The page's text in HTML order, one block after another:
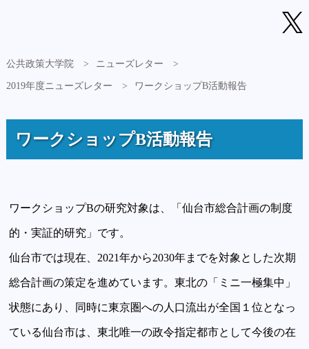
公共政策大学院 ニューズレター
2019年度ニューズレター ワークショップB活動報告
ワークショップB活動報告
ワークショップBの研究対象は、「仙台市総合計画の制度
的・実証的研究」です。
仙台市では現在、2021年から2030年までを対象とした次期
総合計画の策定を進めています。東北の「ミニ一極集中」
状態にあり、同時に東京圏への人口流出が全国１位となっ
ている仙台市は、東北唯一の政令指定都市として今後の在